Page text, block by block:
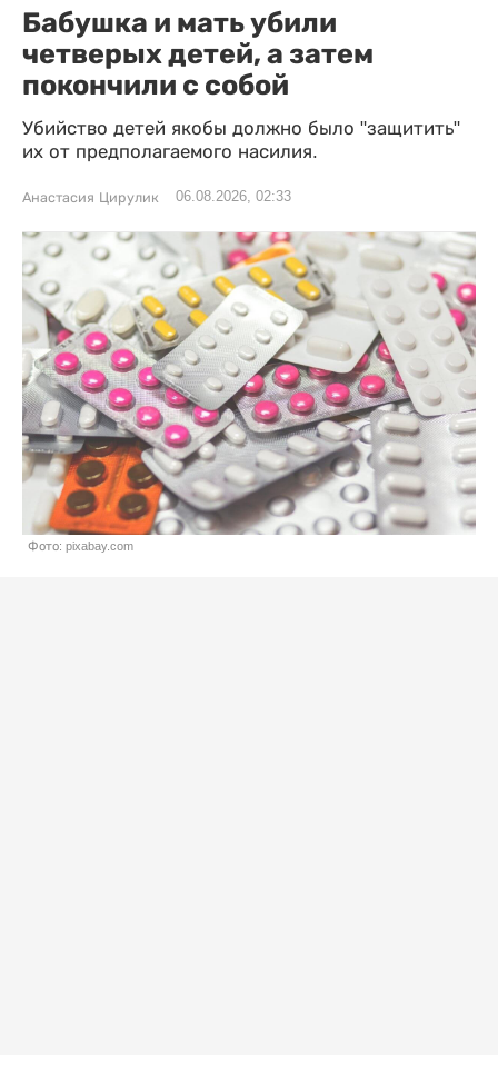
Бабушка и мать убили
четверых детей, а затем
покончили с собой
Убийство детей якобы должно было "защитить"
их от предполагаемого насилия.
Анастасия Цирулик 06.08.2026, 02:33
Фото: pixabay.com